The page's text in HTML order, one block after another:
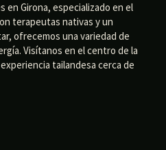
en Girona, especializado en el
terapeutas nativas y un
ofrecemos una variedad de
Visítanos en el centro de la
tailandesa cerca de